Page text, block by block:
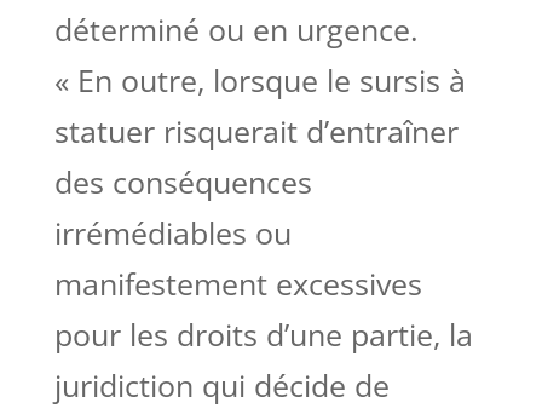
déterminé ou en urgence.
« En outre, lorsque le sursis à
statuer risquerait d’entraîner
des conséquences
irrémédiables ou
manifestement excessives
pour les droits d’une partie, la
juridiction qui décide de